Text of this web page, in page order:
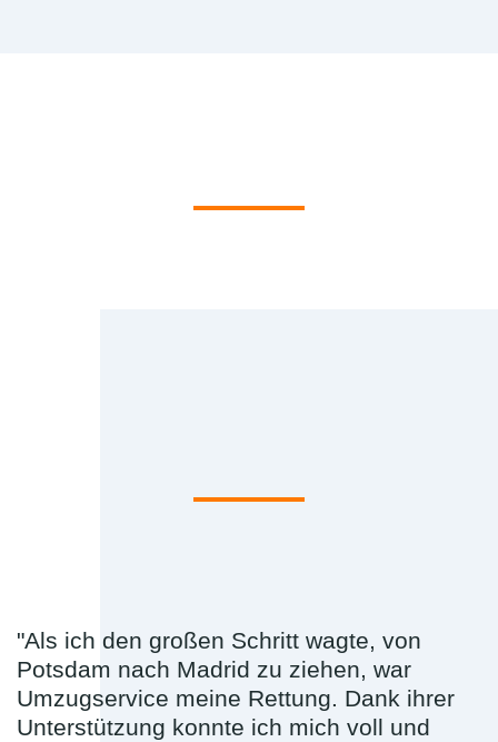
"Als ich den großen Schritt wagte, von
Potsdam nach Madrid zu ziehen, war
Umzugservice meine Rettung. Dank ihrer
Unterstützung konnte ich mich voll und